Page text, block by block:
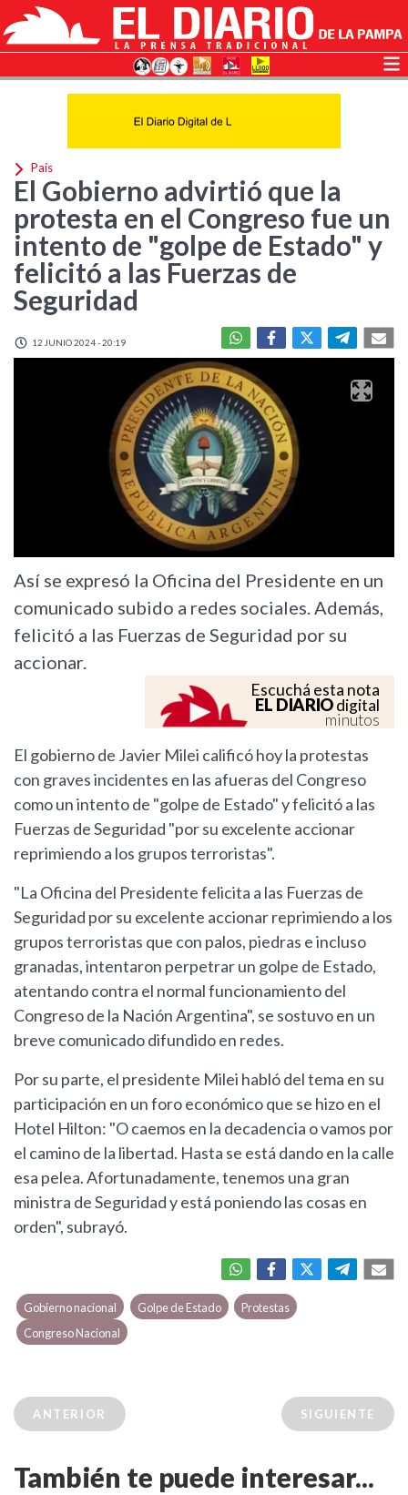
País
El Gobierno advirtió que la
protesta en el Congreso fue un
intento de "golpe de Estado" y
felicitó a las Fuerzas de
Seguridad
12 JUNIO 2024 - 20:19
Así se expresó la Oficina del Presidente en un
comunicado subido a redes sociales. Además,
felicitó a las Fuerzas de Seguridad por su
accionar.
Escuchá esta nota
EL DIARIOdigital
minutos
El gobierno de Javier Milei calificó hoy la protestas
con graves incidentes en las afueras del Congreso
como un intento de "golpe de Estado" y felicitó a las
Fuerzas de Seguridad "por su excelente accionar
reprimiendo a los grupos terroristas".
"La Oficina del Presidente felicita a las Fuerzas de
Seguridad por su excelente accionar reprimiendo a los
grupos terroristas que con palos, piedras e incluso
granadas, intentaron perpetrar un golpe de Estado,
atentando contra el normal funcionamiento del
Congreso de la Nación Argentina", se sostuvo en un
breve comunicado difundido en redes.
Por su parte, el presidente Milei habló del tema en su
participación en un foro económico que se hizo en el
Hotel Hilton: "O caemos en la decadencia o vamos por
el camino de la libertad. Hasta se está dando en la calle
esa pelea. Afortunadamente, tenemos una gran
ministra de Seguridad y está poniendo las cosas en
orden", subrayó.
Gobierno nacional Golpe de Estado
Protestas
Congreso Nacional
ANTERIOR SIGUIENTE
También te puede interesar...